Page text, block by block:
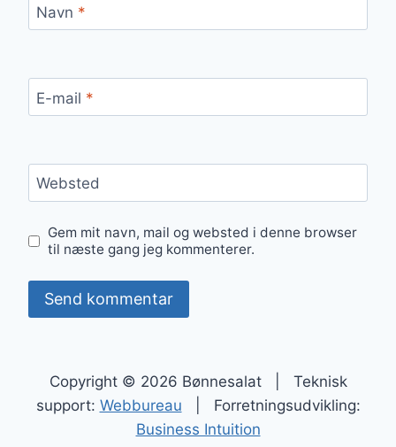
Navn *
E-mail *
Websted
Gem mit navn, mail og websted i denne browser
til næste gang jeg kommenterer.
Copyright © 2026 Bønnesalat | Teknisk
support: Webbureau | Forretningsudvikling:
Business Intuition